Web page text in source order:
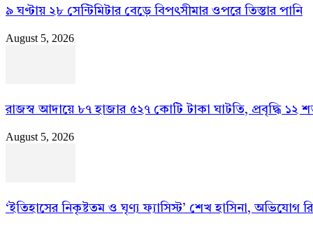
৯ ঘণ্টায় ২৮ সেন্টিমিটার বেড়ে বিপৎসীমার ওপরে তিস্তার পানি
August 5, 2026
রাজস্ব আদায়ে ৮৭ হাজার ৫২৭ কোটি টাকা ঘাটতি, প্রবৃদ্ধি ১২
August 5, 2026
‘ইতিহাসের নিকৃষ্টতম ও ঘৃণ্য ফ্যাসিস্ট’ শেখ হাসিনা, অভিযোগ